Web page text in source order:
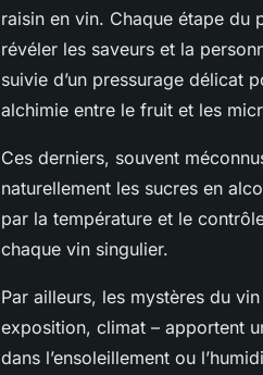
raisin en vin. Chaque étape
révéler les saveurs et la
suivie d’un pressurage délicat
alchimie entre le fruit et les
Ces derniers, souvent
naturellement les sucres en
par la température et le
chaque vin singulier.
Par ailleurs, les mystères du
exposition, climat – apportent
dans l’ensoleillement ou